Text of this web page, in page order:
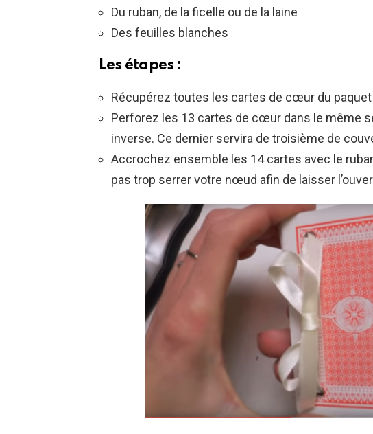
Du ruban, de la ficelle ou de la laine
Des feuilles blanches
Les étapes :
Récupérez toutes les cartes de cœur du paquet
Perforez les 13 cartes de cœur dans le même
inverse. Ce dernier servira de troisième de
Accrochez ensemble les 14 cartes avec le
pas trop serrer votre nœud afin de laisser